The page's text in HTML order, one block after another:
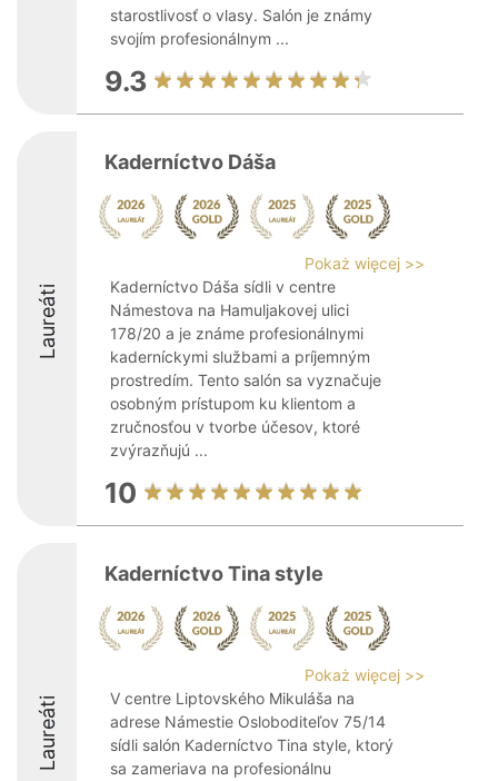
starostlivosť o vlasy. Salón je známy
svojím profesionálnym ...
9.3
Laureáti
Kaderníctvo Dáša
Pokaż więcej >>
Kaderníctvo Dáša sídli v centre
Námestova na Hamuljakovej ulici
178/20 a je známe profesionálnymi
kaderníckymi službami a príjemným
prostredím. Tento salón sa vyznačuje
osobným prístupom ku klientom a
zručnosťou v tvorbe účesov, ktoré
zvýrazňujú ...
10
Laureáti
Kaderníctvo Tina style
Pokaż więcej >>
V centre Liptovského Mikuláša na
adrese Námestie Osloboditeľov 75/14
sídli salón Kaderníctvo Tina style, ktorý
sa zameriava na profesionálnu